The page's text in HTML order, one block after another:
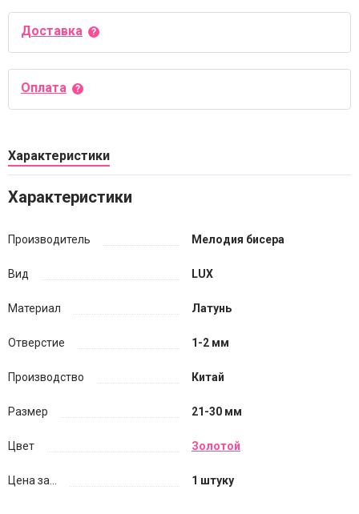
Доставка
Оплата
Характеристики
Характеристики
Производитель Мелодия бисера
Вид LUX
Материал Латунь
Отверстие 1-2 мм
Производство Китай
Размер 21-30 мм
Цвет Золотой
Цена за... 1 штуку